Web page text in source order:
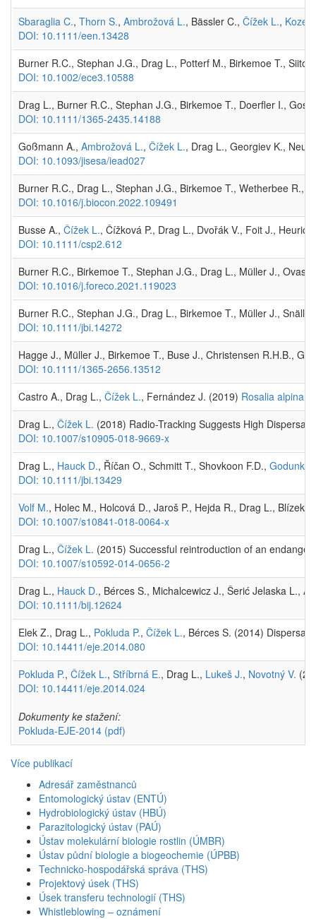
Sbaraglia C., Thorn S., Ambrožová L., Bässler C., Čížek L., Kozel
DOI: 10.1111/een.13428
Burner R.C., Stephan J.G., Drag L., Potterf M., Birkemoe T.,
DOI: 10.1002/ece3.10588
Drag L., Burner R.C., Stephan J.G., Birkemoe T., Doerfler I.,
DOI: 10.1111/1365-2435.14188
Goßmann A., Ambrožová L., Čížek L., Drag L., Georgiev K.,
DOI: 10.1093/jisesa/iead027
Burner R.C., Drag L., Stephan J.G., Birkemoe T., Wetherbee R.,
DOI: 10.1016/j.biocon.2022.109491
Busse A., Čížek L., Čížková P., Drag L., Dvořák V., Foit J.,
DOI: 10.1111/csp2.612
Burner R.C., Birkemoe T., Stephan J.G., Drag L., Müller J.,
DOI: 10.1016/j.foreco.2021.119023
Burner R.C., Stephan J.G., Drag L., Birkemoe T., Müller J., Snäll
DOI: 10.1111/jbi.14272
Hagge J., Müller J., Birkemoe T., Buse J., Christensen R.H.B.,
DOI: 10.1111/1365-2656.13512
Castro A., Drag L., Čížek L., Fernández J. (2019) Rosalia alpina
Drag L., Čížek L. (2018) Radio-Tracking Suggests High
DOI: 10.1007/s10905-018-9669-x
Drag L., Hauck D., Říčan O., Schmitt T., Shovkoon F.D., Godunko
DOI: 10.1111/jbi.13429
Volf M., Holec M., Holcová D., Jaroš P., Hejda R., Drag L., Blízek
DOI: 10.1007/s10841-018-0064-x
Drag L., Čížek L. (2015) Successful reintroduction of an
DOI: 10.1007/s10592-014-0656-2
Drag L., Hauck D., Bérces S., Michalcewicz J., Šerić Jelaska L.,
DOI: 10.1111/bij.12624
Elek Z., Drag L., Pokluda P., Čížek L., Bérces S. (2014) Dispersal
DOI: 10.14411/eje.2014.080
Pokluda P., Čížek L., Stříbrná E., Drag L., Lukeš J., Novotný V.
DOI: 10.14411/eje.2014.024
Dokumenty ke stažení:
Pokluda-EJE-2014 (pdf)
Více publikací
Adresář zaměstnanců
Entomologický ústav (ENTÚ)
Hydrobiologický ústav (HBÚ)
Parazitologický ústav (PAÚ)
Ústav molekulární biologie rostlin (ÚMBR)
Ústav půdní biologie a biogeochemie (ÚPBB)
Technicko-hospodářská správa (THS)
Projektový úsek (THS)
Úsek transferu technologií (THS)
Whistleblowing – oznámení